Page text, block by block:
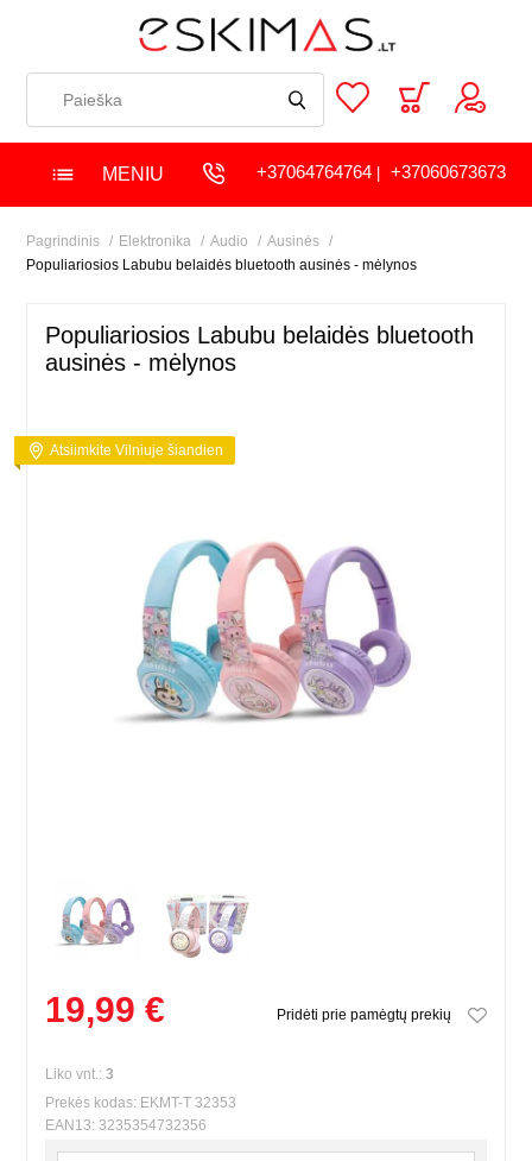
MENIU +37064764764| +37060673673
Pagrindinis Elektronika Audio
Ausinės
Populiariosios Labubu belaidės bluetooth ausinės - mėlynos
Populiariosios Labubu belaidės bluetooth
ausinės - mėlynos
Atsiimkite Vilniuje šiandien
19,99 € Pridėti prie pamėgtų prekių
Liko vnt.:3
Prekės kodas: EKMT-T 32353
EAN13: 3235354732356